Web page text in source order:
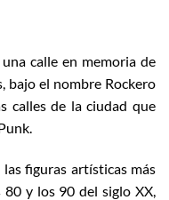
calle en memoria de
bajo el nombre Rockero
calles de la ciudad que
figuras artísticas más
80 y los 90 del siglo XX,